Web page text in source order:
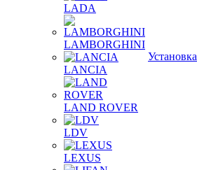
LADA
LAMBORGHINI
LANCIA
LAND ROVER
LDV
LEXUS
Установка